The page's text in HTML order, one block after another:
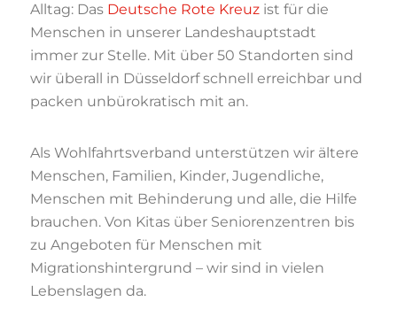
Alltag: Das Deutsche Rote Kreuzist für die
Menschen in unserer Landeshauptstadt
immer zur Stelle. Mit über 50 Standorten sind
wir überall in Düsseldorf schnell erreichbar und
packen unbürokratisch mit an.
Als Wohlfahrtsverband unterstützen wir ältere
Menschen, Familien, Kinder, Jugendliche,
Menschen mit Behinderung und alle, die Hilfe
brauchen. Von Kitas über Seniorenzentren bis
zu Angeboten für Menschen mit
Migrationshintergrund – wir sind in vielen
Lebenslagen da.